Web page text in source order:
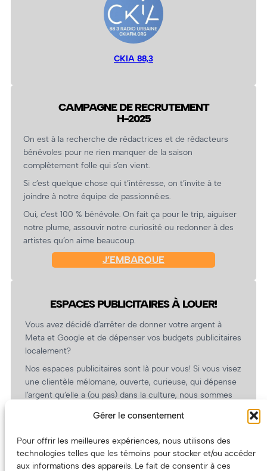
Gérer le consentement
Pour offrir les meilleures expériences, nous utilisons des
technologies telles que les témoins pour stocker et/ou accéder
aux informations des appareils. Le fait de consentir à ces
CKIA 88,3
CAMPAGNE DE RECRUTEMENT
H-2025
On est à la recherche de rédactrices et de rédacteurs
bénévoles pour ne rien manquer de la saison
complètement folle qui s’en vient.
Si c’est quelque chose qui t’intéresse, on t’invite à te
joindre à notre équipe de passionné.es.
Oui, c’est 100 % bénévole. On fait ça pour le trip, aiguiser
notre plume, assouvir notre curiosité ou redonner à des
artistes qu’on aime beaucoup.
J’EMBARQUE
ESPACES PUBLICITAIRES À LOUER!
Vous avez décidé d’arrêter de donner votre argent à
Meta et Google et de dépenser vos budgets publicitaires
localement?
Nos espaces publicitaires sont là pour vous! Si vous visez
une clientèle mélomane, ouverte, curieuse, qui dépense
l’argent qu’elle a (ou pas) dans la culture, nous sommes
revient.
(Oui, on va avoir des tarifs spéciaux pour vous, les